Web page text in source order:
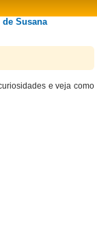
Susana
e veja como